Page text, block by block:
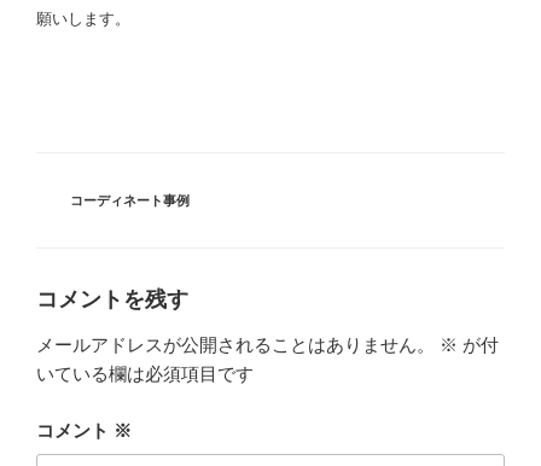
願いします。
カ
コーディネート事例
コメントを残す
メールアドレスが公開されることはありません。 ※ が付
いている欄は必須項目です
コメント ※